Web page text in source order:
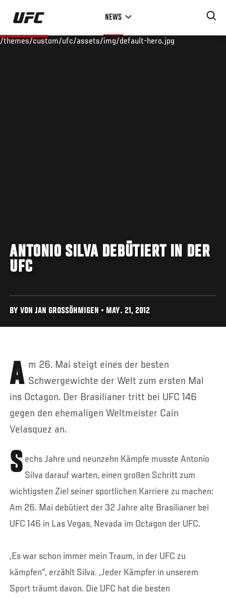
Skip
main
NEWS
/themes/custom/ufc/assets/img/default-hero.jpg
ANTONIO SILVA DEBÜTIERT IN DER
UFC
BY VON JAN GROSSÖHMIGEN • MAY. 21, 2012
Am 26. Mai steigt eines der besten Schwergewichte der Welt zum ersten Mal
ins Octagon. Der Brasilianer tritt bei UFC 146
gegen den ehemaligen Weltmeister Cain
Velasquez an.
S echs Jahre und neunzehn Kämpfe musste Antonio
Silva darauf warten, einen großen Schritt zum
wichtigsten Ziel seiner sportlichen Karriere zu machen:
Am 26. Mai debütiert der 32 Jahre alte Brasilianer bei
UFC 146 in Las Vegas, Nevada im Octagon der UFC.
„Es war schon immer mein Traum, in der UFC zu
kämpfen“, erzählt Silva. „Jeder Kämpfer in unserem
Sport träumt davon. Die UFC hat die besten